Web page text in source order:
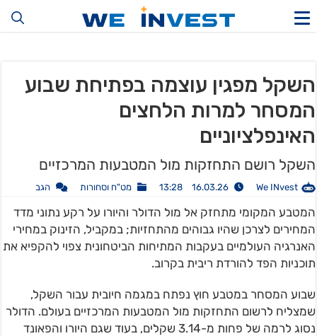
השקל מפגין עוצמה בפתיחת שבוע
המסחר למרות הלחצים
האינפלציוניים
השקל רושם התחזקות מול המטבעות המרכזיים
We INvest
16.03.26 13:28 מט"ח וסחורות הגב
המטבע המקומי מתחזק אל מול הדולר והיורו על רקע נתוני מדד
המחירים לצרכן שהיו גבוהים מהתחזיות; במקביל, הזינוק במחירי
האנרגיה העולמיים בעקבות המתיחות הביטחונית צפוי להקפיא את
תוכניות הפד להורדת ריבית בקרוב.
שבוע המסחר במטבע חוץ נפתח במגמה חיובית עבור השקל,
שמצליח לרשום התחזקות מול המטבעות המרכזיים בעולם. הדולר
נסוג לרמה של פחות מ-3.14 שקלים, בעוד שגם היורו והפאונד